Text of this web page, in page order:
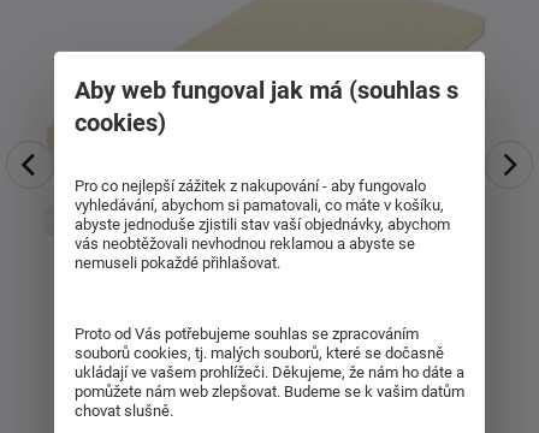
Aby web fungoval jak má (souhlas s
cookies)
Pro co nejlepší zážitek z nakupování - aby fungovalo
vyhledávání, abychom si pamatovali, co máte v košíku,
abyste jednoduše zjistili stav vaší objednávky, abychom
vás neobtěžovali nevhodnou reklamou a abyste se
nemuseli pokaždé přihlašovat.
Proto od Vás potřebujeme souhlas se zpracováním
souborů cookies, tj. malých souborů, které se dočasně
ukládají ve vašem prohlížeči. Děkujeme, že nám ho dáte a
pomůžete nám web zlepšovat. Budeme se k vašim datům
chovat slušně.